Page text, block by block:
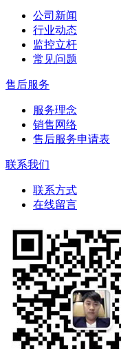
公司新闻
行业动态
监控立杆
常见问题
售后服务
服务理念
销售网络
售后服务申请表
联系我们
联系方式
在线留言